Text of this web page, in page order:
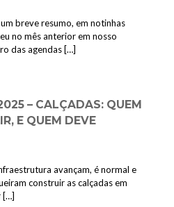
breve resumo, em notinhas
no mês anterior em nosso
das agendas[…]
– CALÇADAS: QUEM
E QUEM DEVE
avançam, é normal e
construir as calçadas em
[…]